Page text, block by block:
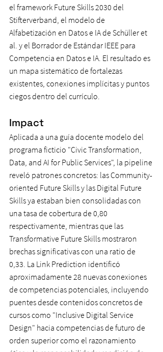
el framework Future Skills 2030 del
Stifterverband, el modelo de
Alfabetización en Datos e IA de Schüller et
al. y el Borrador de Estándar IEEE para
Competencia en Datos e IA. El resultado es
un mapa sistemático de fortalezas
existentes, conexiones implícitas y puntos
ciegos dentro del currículo.
Impact
Aplicada a una guía docente modelo del
programa ficticio "Civic Transformation,
Data, and AI for Public Services", la pipeline
reveló patrones concretos: las Community-
oriented Future Skills y las Digital Future
Skills ya estaban bien consolidadas con
una tasa de cobertura de 0,80
respectivamente, mientras que las
Transformative Future Skills mostraron
brechas significativas con una ratio de
0,33. La Link Prediction identificó
aproximadamente 28 nuevas conexiones
de competencias potenciales, incluyendo
puentes desde contenidos concretos de
cursos como "Inclusive Digital Service
Design" hacia competencias de futuro de
orden superior como el razonamiento